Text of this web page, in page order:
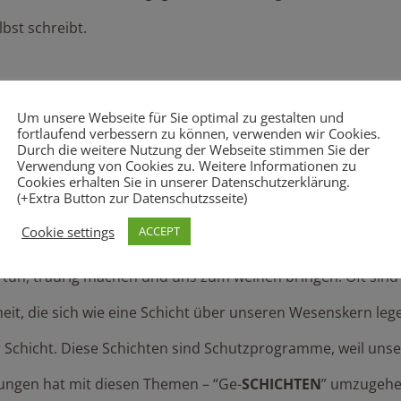
schreibt.
und das was übrig bleibt ist
betrachten und sie entspannt erzählen? Oder belastet
traurig machen und uns zum weinen bringen. Oft
die sich wie eine Schicht über unseren Wesenskern
Diese Schichten sind Schutzprogramme, weil
hat mit diesen Themen – “Ge-SCHICHTEN”
Um unsere Webseite für Sie optimal zu gestalten und
fortlaufend verbessern zu können, verwenden wir Cookies.
Durch die weitere Nutzung der Webseite stimmen Sie der
Verwendung von Cookies zu. Weitere Informationen zu
Cookies erhalten Sie in unserer Datenschutzerklärung.
(+Extra Button zur Datenschutzsseite)
Cookie settings
ACCEPT